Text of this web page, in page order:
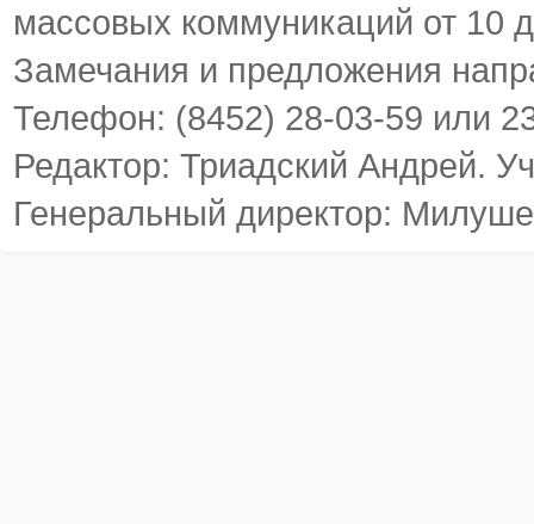
массовых коммуникаций от 10
Замечания и предложения
Телефон: (8452) 28-03-59 или
Редактор: Триадский Андрей.
Генеральный директор: